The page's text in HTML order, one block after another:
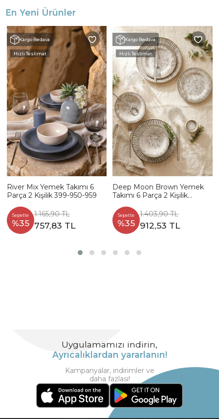
En Yeni Ürünler
Kargo Bedava
Hızlı Teslimat
River Mix Yemek Takımı 6
Parça 2 Kişilik 399-950-959
Sepette
%35
1.165,90 TL
757,83 TL
Kargo Bedava
Hızlı Teslimat
Deep Moon Brown Yemek
Takımı 6 Parça 2 Kişilik
Sepette
%35
1.403,90 TL
912,53 TL
Uygulamamızı indirin,
Ayrıcalıklardan yararlanın!
Kampanyalar, indirimler ve
daha fazlası!